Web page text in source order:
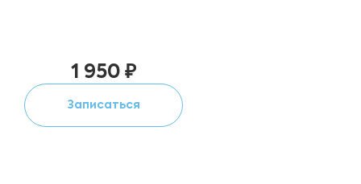
1 950 ₽
Записаться